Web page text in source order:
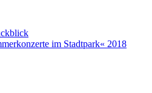
im Stadtpark« 2018